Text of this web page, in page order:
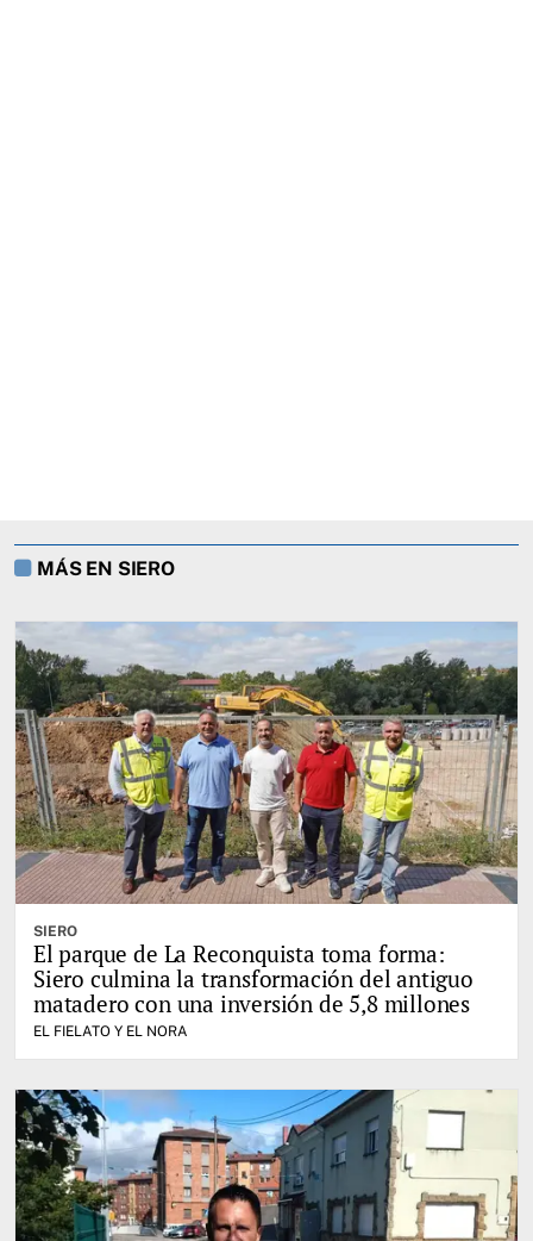
MÁS EN SIERO
SIERO
El parque de La Reconquista toma forma:
Siero culmina la transformación del antiguo
matadero con una inversión de 5,8 millones
EL FIELATO Y EL NORA